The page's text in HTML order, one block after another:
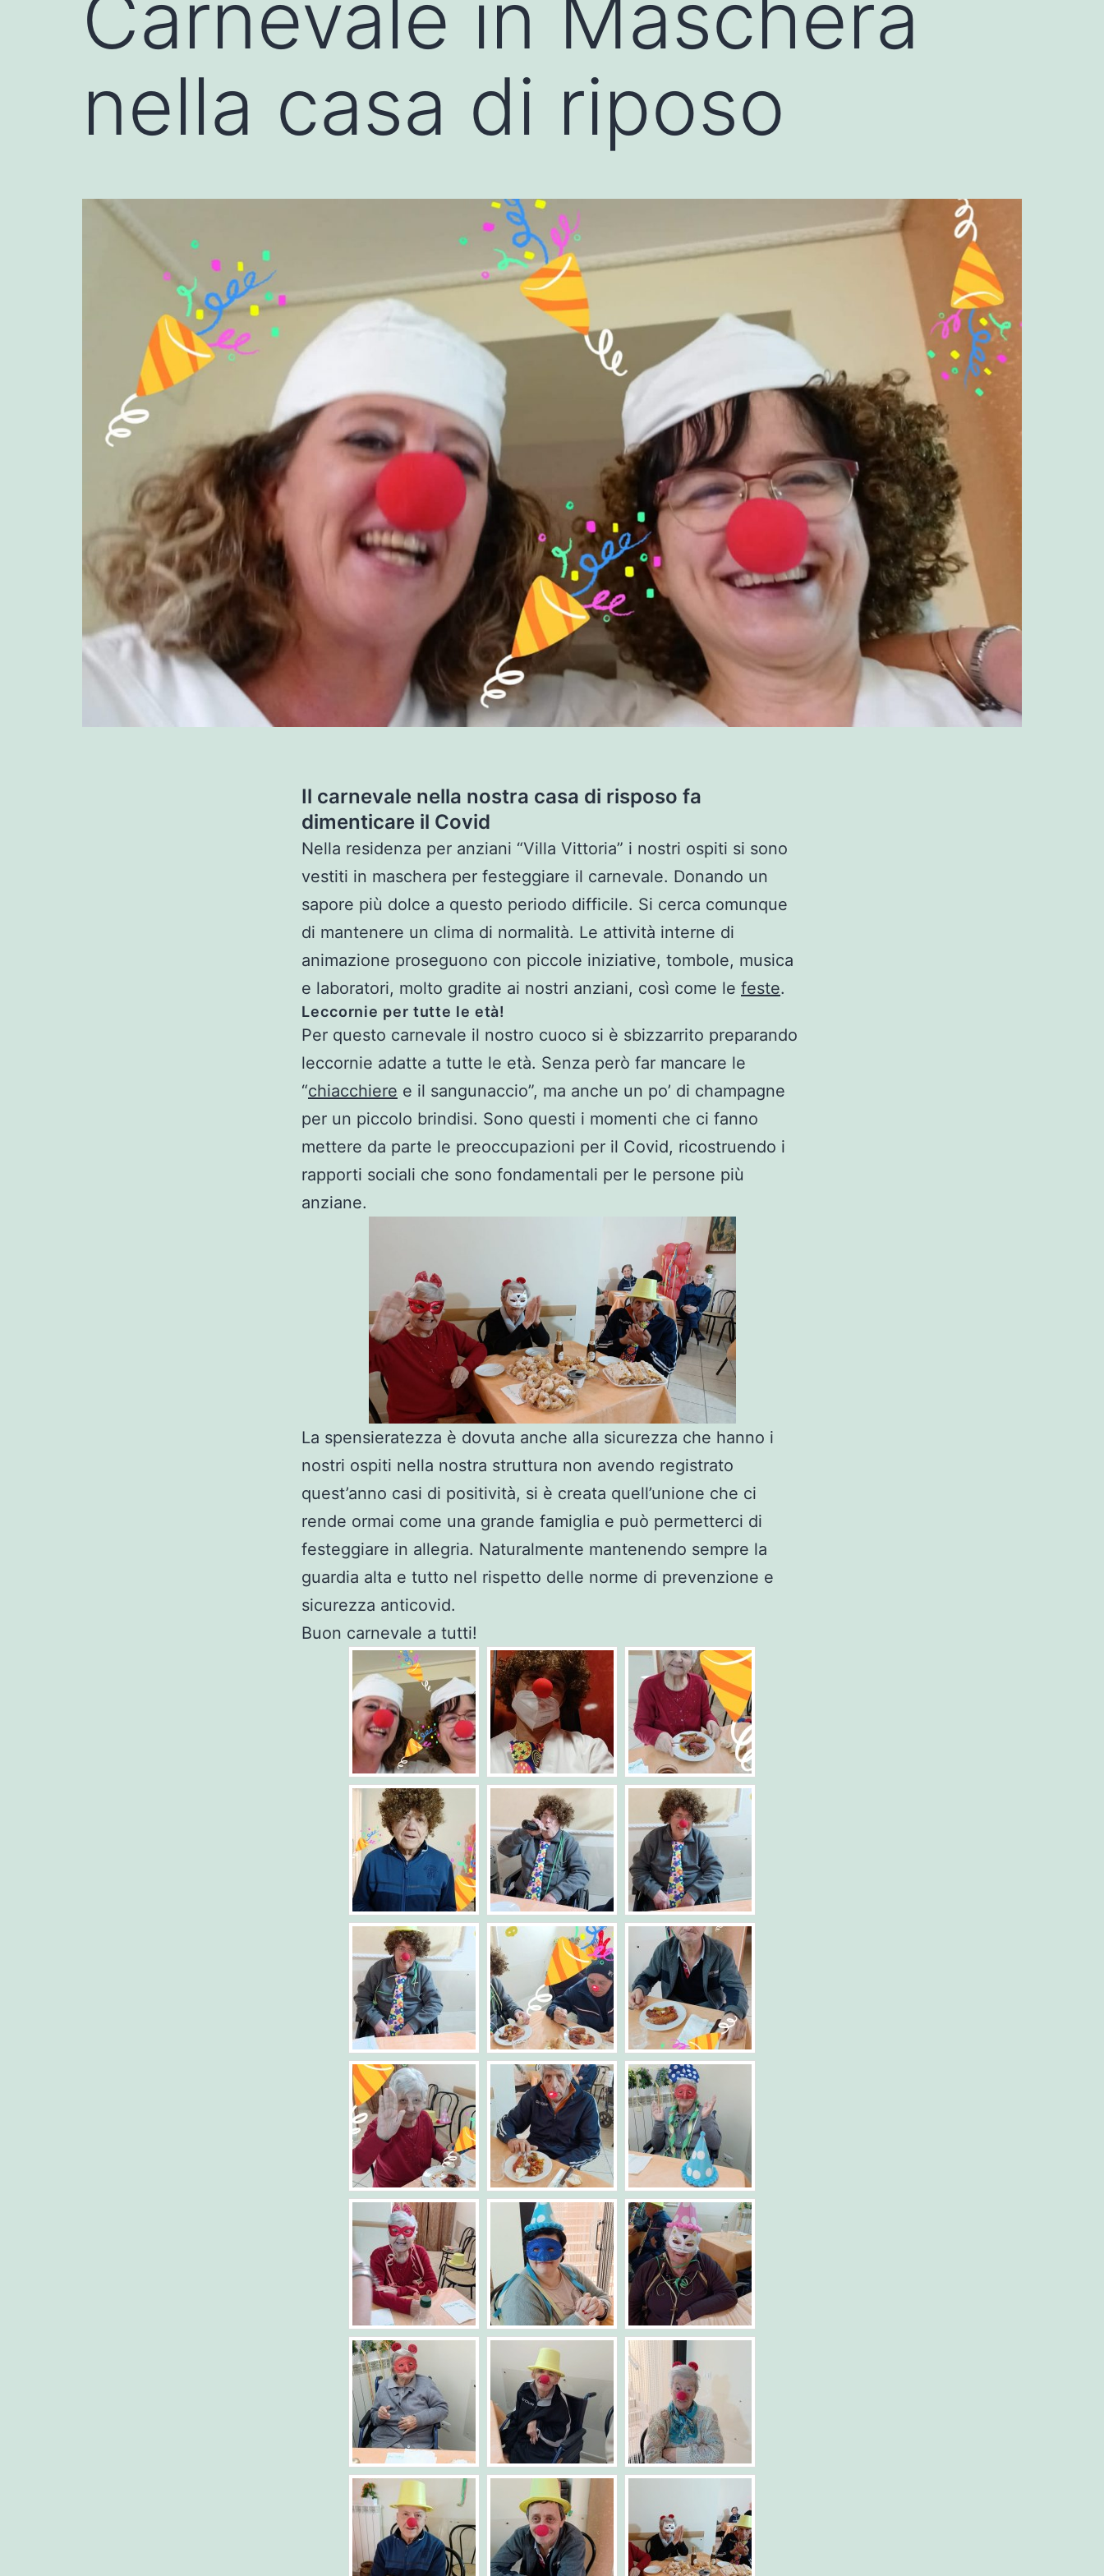
Carnevale in Maschera
nella casa di riposo
Il carnevale nella nostra casa di risposo fa
dimenticare il Covid
Nella residenza per anziani “Villa Vittoria” i nostri ospiti si sono
vestiti in maschera per festeggiare il carnevale. Donando un
sapore più dolce a questo periodo difficile. Si cerca comunque
di mantenere un clima di normalità. Le attività interne di
animazione proseguono con piccole iniziative, tombole, musica
e laboratori, molto gradite ai nostri anziani, così come le feste.
Leccornie per tutte le età!
Per questo carnevale il nostro cuoco si è sbizzarrito preparando
leccornie adatte a tutte le età. Senza però far mancare le
“chiacchiere e il sangunaccio”, ma anche un po’ di champagne
per un piccolo brindisi. Sono questi i momenti che ci fanno
mettere da parte le preoccupazioni per il Covid, ricostruendo i
rapporti sociali che sono fondamentali per le persone più
anziane.
La spensieratezza è dovuta anche alla sicurezza che hanno i
nostri ospiti nella nostra struttura non avendo registrato
quest’anno casi di positività, si è creata quell’unione che ci
rende ormai come una grande famiglia e può permetterci di
festeggiare in allegria. Naturalmente mantenendo sempre la
guardia alta e tutto nel rispetto delle norme di prevenzione e
sicurezza anticovid.
Buon carnevale a tutti!